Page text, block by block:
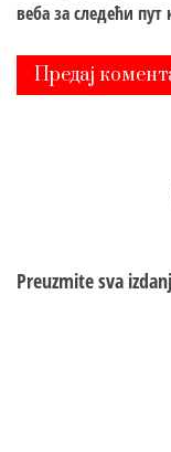
веба за следећи
Preuzmite sva